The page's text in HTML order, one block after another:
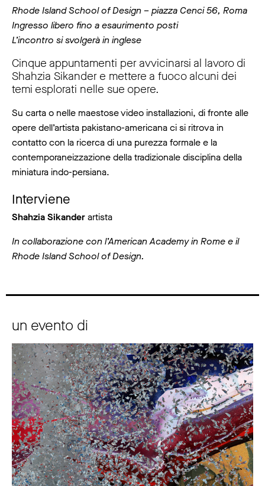
Rhode Island School of Design – piazza Cenci 56, Roma
Ingresso libero fino a esaurimento posti
L’incontro si svolgerà in inglese
Cinque appuntamenti per avvicinarsi al lavoro di
Shahzia Sikander e mettere a fuoco alcuni dei
temi esplorati nelle sue opere.
Su carta o nelle maestose video installazioni, di fronte alle
opere dell’artista pakistano-americana ci si ritrova in
contatto con la ricerca di una purezza formale e la
contemporaneizzazione della tradizionale disciplina della
miniatura indo-persiana.
Interviene
Shahzia Sikanderartista
In collaborazione con l’American Academy in Rome e il
Rhode Island School of Design.
un evento di